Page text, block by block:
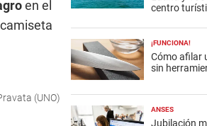
en el
(UNO)
centro
¡FUNCIONA!
Cómo afilar
sin
ANSES
Jubilación